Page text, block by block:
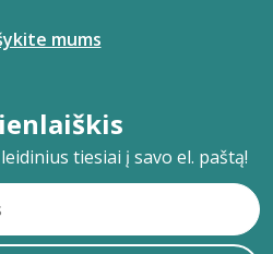
mums
tiesiai į savo el. paštą!